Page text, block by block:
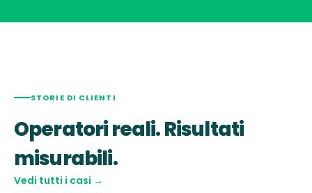
STORIE DI CLIENTI
Operatori reali. Risultati
misurabili.
Vedi tutti i casi →